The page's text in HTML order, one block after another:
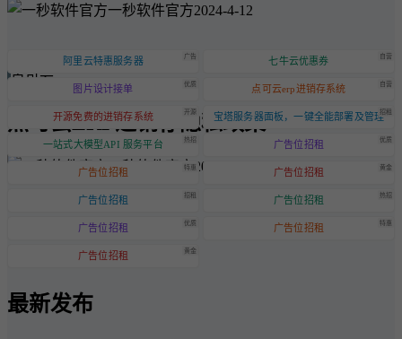
一秒软件官方2024-4-12
点可云
点可云ERP进销存隐私政策
一秒软件官方2024-6-20
阿里云特惠服务器 广告 七牛云优惠券 自营
图片设计接单 优质 点可云erp进销存系统 自营
开源免费的进销存系统 开源 宝塔服务器面板，一键全能部署及管理招租
一站式大模型API 服务平台 热招 广告位招租 优质
广告位招租 特惠 广告位招租 黄金
广告位招租 招租 广告位招租 热招
广告位招租 优质 广告位招租 特惠
广告位招租 黄金
最新发布